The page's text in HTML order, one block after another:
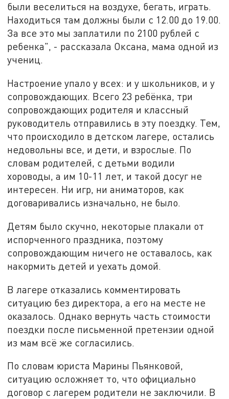
были веселиться на воздухе, бегать, играть.
Находиться там должны были с 12.00 до 19.00.
За все это мы заплатили по 2100 рублей с
ребенка", - рассказала Оксана, мама одной из
учениц.
Настроение упало у всех: и у школьников, и у
сопровождающих. Всего 23 ребёнка, три
сопровождающих родителя и классный
руководитель отправились в эту поездку. Тем,
что происходило в детском лагере, остались
недовольны все, и дети, и взрослые. По
словам родителей, с детьми водили
хороводы, а им 10-11 лет, и такой досуг не
интересен. Ни игр, ни аниматоров, как
договаривались изначально, не было.
Детям было скучно, некоторые плакали от
испорченного праздника, поэтому
сопровождающим ничего не оставалось, как
накормить детей и уехать домой.
В лагере отказались комментировать
ситуацию без директора, а его на месте не
оказалось. Однако вернуть часть стоимости
поездки после письменной претензии одной
из мам всё же согласились.
По словам юриста Марины Пьянковой,
ситуацию осложняет то, что официально
договор с лагерем родители не заключили. В